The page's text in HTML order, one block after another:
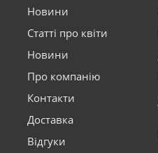
Новини
Статті про квіти
Новини
Про компанію
Контакти
Доставка
Відгуки